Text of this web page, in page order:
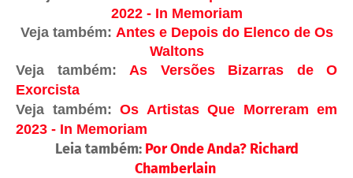
2022 - In Memoriam
Veja também: Antes e Depois do Elenco de Os
Waltons
Veja também: As Versões Bizarras de O
Exorcista
Veja também: Os Artistas Que Morreram em
2023 - In Memoriam
Leia também: Por Onde Anda? Richard
Chamberlain